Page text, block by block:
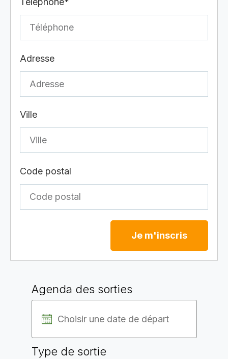
Adresse
Ville
Code postal
Je m'inscris
Agenda des sorties
Type de sortie